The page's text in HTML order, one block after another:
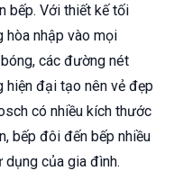
bếp. Với thiết kế tối
hòa nhập vào mọi
các đường nét
hiện đại tạo nên vẻ đẹp
có nhiều kích thước
bếp đôi đến bếp nhiều
dụng của gia đình.